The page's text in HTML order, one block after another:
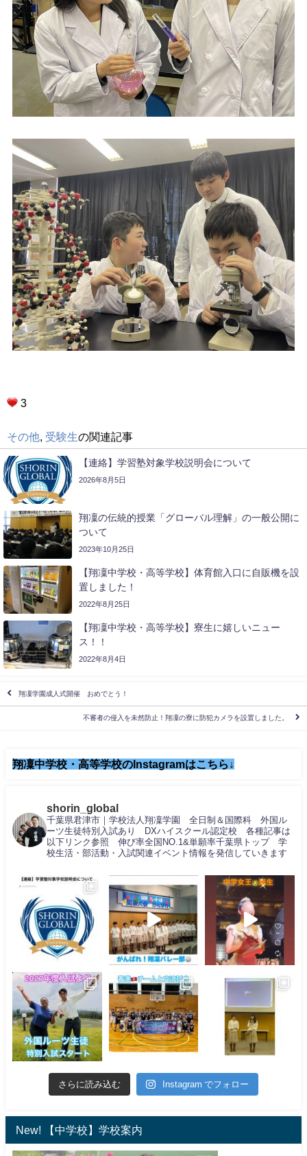
3
その他 受験生の関連記事
【連絡】学習塾対象学校説明会について
2026年8月5日
翔凜の伝統的授業「グローバル理解」の一般公開に
ついて
2023年10月25日
【翔凜中学校・高等学校】体育館入口に自販機を設
置しました！
2022年8月25日
【翔凜中学校・高等学校】寮生に嬉しいニュー
ス！！
2022年8月4日
翔凜学園成人式開催 おめでとう！
不審者の侵入を未然防止！翔凜の寮に防犯カメラを設置しました。
翔凜中学校・高等学校のInstagramはこちら↓
shorin_global
千葉県君津市｜学校法人翔凜学園 全日制＆国際科 外国ル
ーツ生徒特別入試あり DXハイスクール認定校 各種記事は
以下リンク参照 伸び率全国NO.1&単願率千葉県トップ 学
校生活・部活動・入試関連イベント情報を発信していきます
さらに読み込む Instagram でフォロー
New! 【中学校】学校案内